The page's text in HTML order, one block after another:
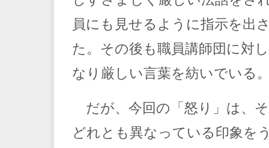
員にも見せるように指示を出
た。その後も職員講師団に対
なり厳しい言葉を紡いでいる
だが、今回の「怒り」は、
どれとも異なっている印象を